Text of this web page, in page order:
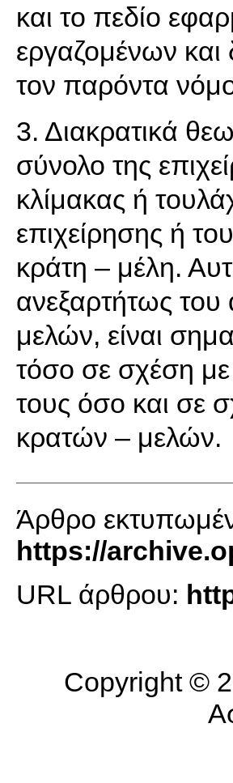
και το πεδίο
εργαζομένων
τον παρόντα
3. Διακρατικά
σύνολο της
κλίμακας ή
επιχείρησης ή
κράτη – μέλη.
ανεξαρτήτως
μελών, είναι
τόσο σε σχέση
τους όσο και σε
κρατών – μελών.
Άρθρο
https://
URL άρθρου:
Copyright ©